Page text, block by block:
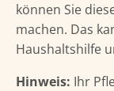
können Sie
machen. Das
Haushaltshilfe
Hinweis: Ihr